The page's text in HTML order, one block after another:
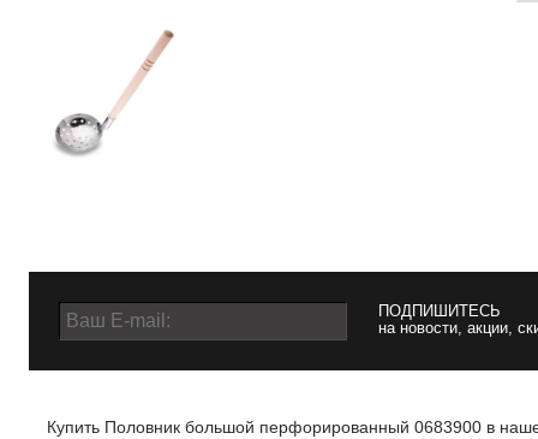
ПОДПИШИТЕСЬ
на новости, акции,
Купить Половник большой перфорированный 0683900 в